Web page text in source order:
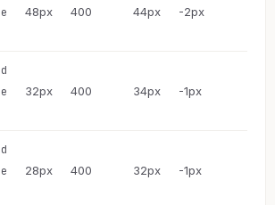
48px 400 44px -2px
32px 400 34px -1px
28px 400 32px -1px